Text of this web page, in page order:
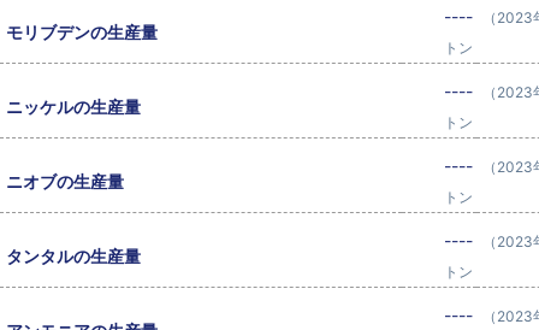
モリブデンの生産量
----
トン
（2023
ニッケルの生産量
----
トン
（2023
ニオブの生産量
----
トン
（2023
タンタルの生産量
----
トン
（2023
---- （2023